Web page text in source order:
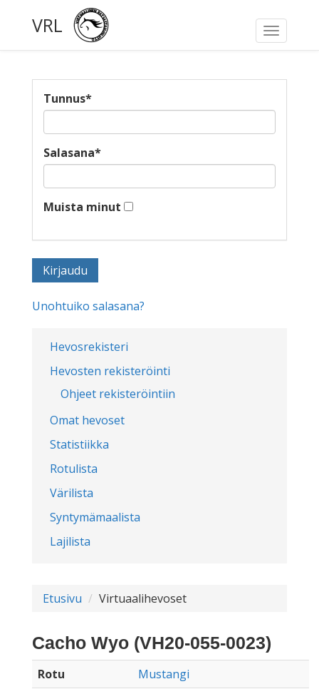
Toggle
VRL
Hevosrekisteri
Hevosten rekisteröinti
Ohjeet rekisteröintiin
Omat hevoset
Statistiikka
Rotulista
Värilista
Syntymämaalista
Lajilista
Tunnus*
Salasana*
Muista minut
Unohtuiko salasana?
Etusivu Virtuaalihevoset
Cacho Wyo (VH20-055-0023)
Rotu
Mustangi